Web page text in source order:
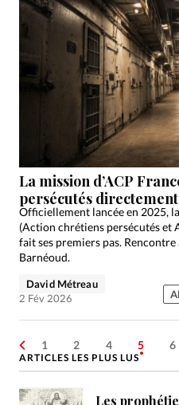
La mission d’ACP
persécutés
Officiellement lancée en 2025,
(Action chrétiens persécutés et
fait ses premiers pas.
Barnéoud.
David Métreau
2 Fév 2026
1 2 4 5 6
ARTICLES LES PLUS LUS
Les